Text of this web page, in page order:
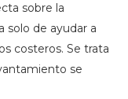
sobre la
solo de ayudar a
costeros. Se trata
se